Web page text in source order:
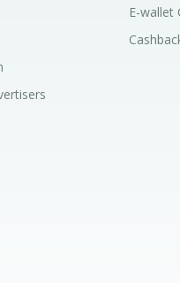
E-wallet